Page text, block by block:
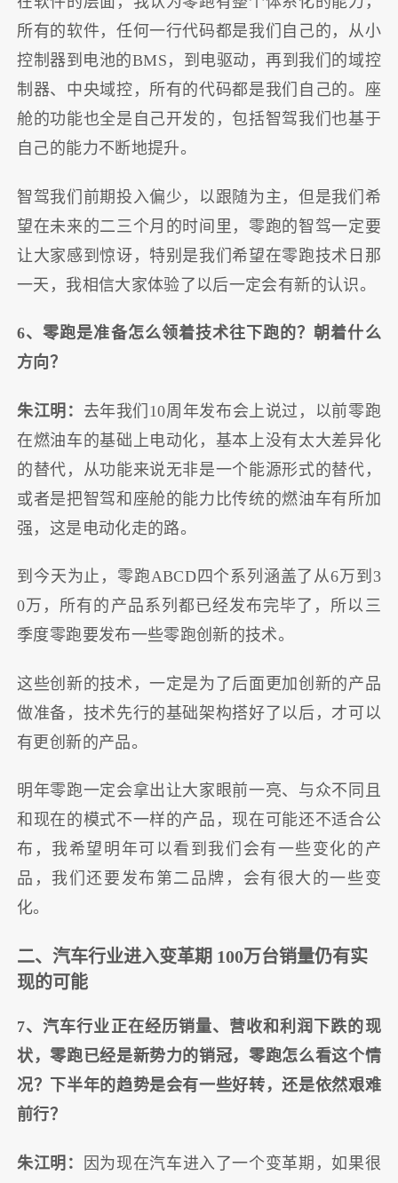
所有的软件，任何一行代码都是我们自己的，从小
控制器到电池的BMS，到电驱动，再到我们的域控
制器、中央域控，所有的代码都是我们自己的。座
舱的功能也全是自己开发的，包括智驾我们也基于
自己的能力不断地提升。
智驾我们前期投入偏少，以跟随为主，但是我们希
望在未来的二三个月的时间里，零跑的智驾一定要
让大家感到惊讶，特别是我们希望在零跑技术日那
一天，我相信大家体验了以后一定会有新的认识。
6、零跑是准备怎么领着技术往下跑的？朝着什么
方向？
朱江明： 去年我们10周年发布会上说过，以前零跑
在燃油车的基础上电动化，基本上没有太大差异化
的替代，从功能来说无非是一个能源形式的替代，
或者是把智驾和座舱的能力比传统的燃油车有所加
强，这是电动化走的路。
到今天为止，零跑ABCD四个系列涵盖了从6万到3
0万，所有的产品系列都已经发布完毕了，所以三
季度零跑要发布一些零跑创新的技术。
这些创新的技术，一定是为了后面更加创新的产品
做准备，技术先行的基础架构搭好了以后，才可以
有更创新的产品。
明年零跑一定会拿出让大家眼前一亮、与众不同且
和现在的模式不一样的产品，现在可能还不适合公
布，我希望明年可以看到我们会有一些变化的产
品，我们还要发布第二品牌，会有很大的一些变
化。
二、汽车行业进入变革期 100万台销量仍有实
现的可能
7、汽车行业正在经历销量、营收和利润下跌的现
状，零跑已经是新势力的销冠，零跑怎么看这个情
况？下半年的趋势是会有一些好转，还是依然艰难
前行？
朱江明： 因为现在汽车进入了一个变革期，如果很